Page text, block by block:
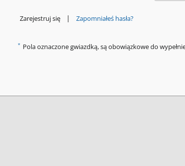
Zarejestruj się | Zapomniałeś hasła?
* Pola oznaczone gwiazdką, są obowiązkowe do